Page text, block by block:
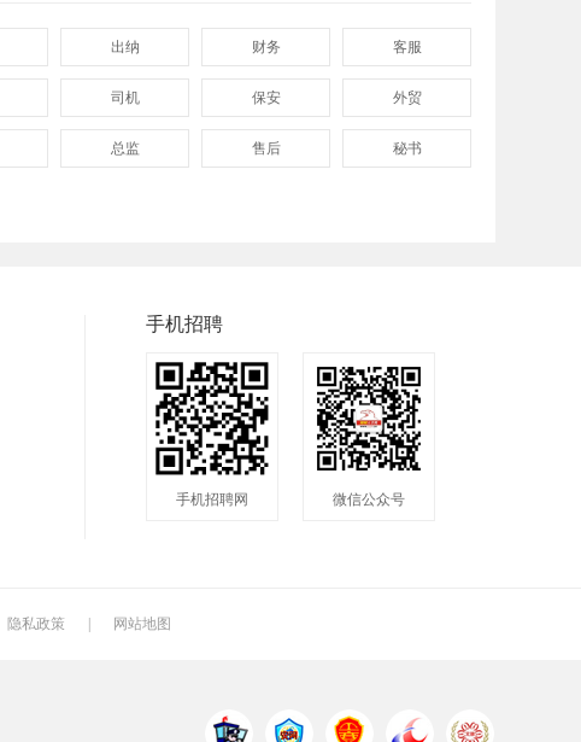
出纳 财务 客服
司机 保安 外贸
总监 售后 秘书
学徒工 车位工
抛光工 空调工
工人
手机招聘
手机招聘网 微信公众号
隐私政策 网站地图